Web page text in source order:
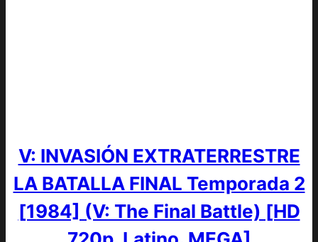
V: INVASIÓN EXTRATERRESTRE
LA BATALLA FINAL Temporada 2
[1984] (V: The Final Battle) [HD